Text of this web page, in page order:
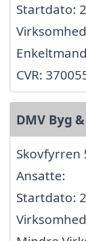
Startdato:
CVR:
DMV Byg
Skovfyrren
Ansatte:
Startdato: